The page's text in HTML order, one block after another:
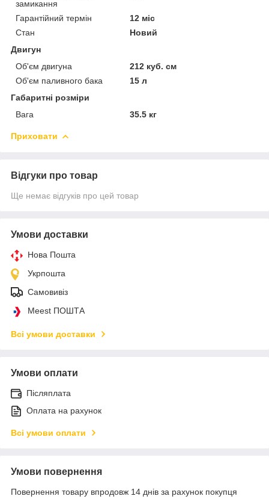
замикання
Гарантійний термін
12 міс
Стан
Новий
Двигун
Об'єм двигуна
212 куб. см
Об'єм паливного бака
15 л
Габаритні розміри
Вага
35.5 кг
Приховати
Відгуки про товар
Ще немає відгуків про цей товар
Умови доставки
Нова Пошта
Укрпошта
Самовивіз
Meest ПОШТА
Всі умови доставки
Умови оплати
Післяплата
Оплата на рахунок
Всі умови оплати
Умови повернення
Повернення товару впродовж 14 днів за рахунок покупця